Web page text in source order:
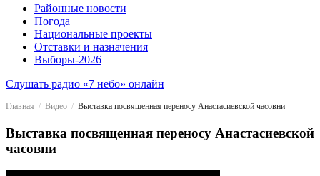
Районные новости
Погода
Национальные проекты
Отставки и назначения
Выборы-2026
Слушать радио «7 небо» онлайн
Главная Видео Выставка посвященная переносу Анастасиевской часовни
Выставка посвященная переносу Анастасиевской
часовни